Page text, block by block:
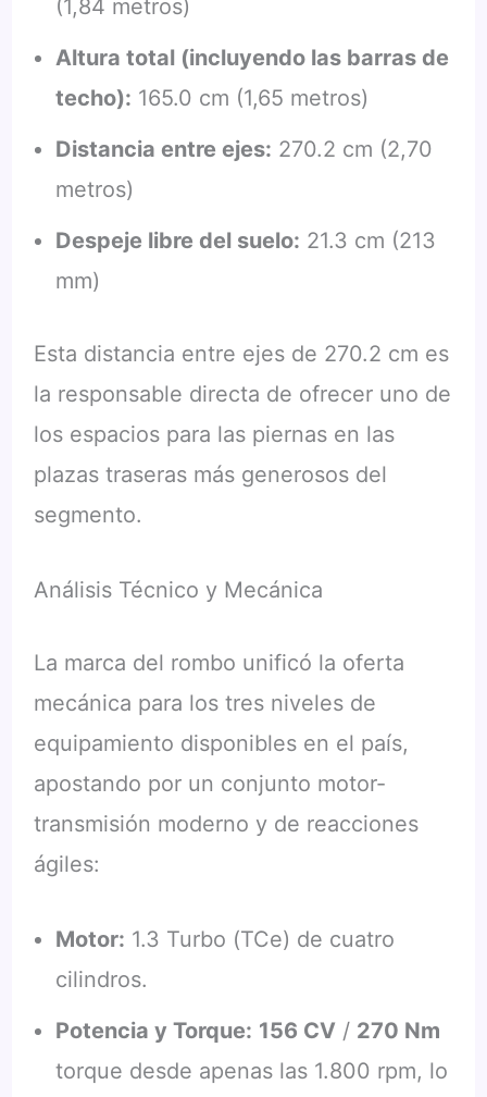
(1,84 metros)
Altura total (incluyendo las barras de
techo): 165.0 cm (1,65 metros)
Distancia entre ejes: 270.2 cm (2,70
metros)
Despeje libre del suelo: 21.3 cm (213
mm)
Esta distancia entre ejes de 270.2 cm es
la responsable directa de ofrecer uno de
los espacios para las piernas en las
plazas traseras más generosos del
segmento.
Análisis Técnico y Mecánica
La marca del rombo unificó la oferta
mecánica para los tres niveles de
equipamiento disponibles en el país,
apostando por un conjunto motor-
transmisión moderno y de reacciones
ágiles:
Motor: 1.3 Turbo (TCe) de cuatro
cilindros.
Potencia y Torque: 156 CV/ 270 Nm
torque desde apenas las 1.800 rpm, lo